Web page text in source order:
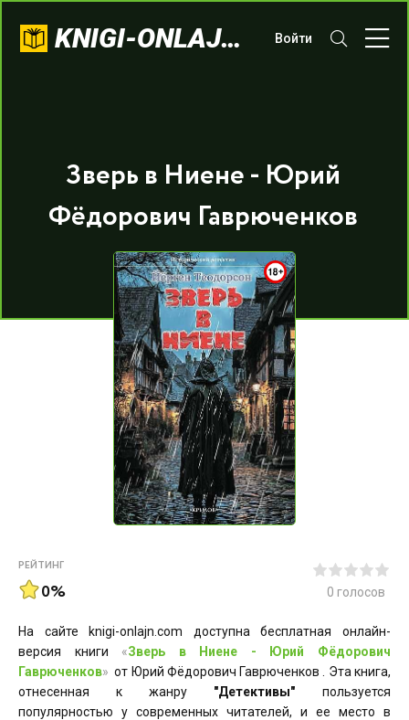
KNIGI-ONLAJN.COM Войти
Зверь в Ниене - Юрий
Фёдорович Гаврюченков
РЕЙТИНГ
0% 0 голосов
На сайте knigi-onlajn.com доступна бесплатная онлайн-
версия книги «Зверь в Ниене - Юрий Фёдорович
Гаврюченков» от Юрий Фёдорович Гаврюченков . Эта книга,
отнесенная к жанру "Детективы" пользуется
популярностью у современных читателей, и ее место в